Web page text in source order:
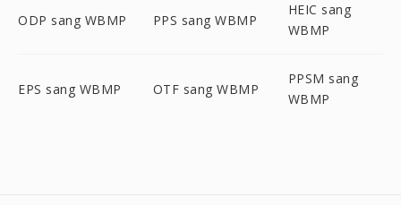
ODP sang WBMP PPS sang WBMP
HEIC sang
WBMP
EPS sang WBMP OTF sang WBMP
PPSM sang
WBMP